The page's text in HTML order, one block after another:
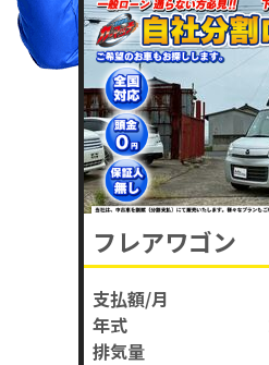
フレアワゴン
支払額/月
年式
排気量